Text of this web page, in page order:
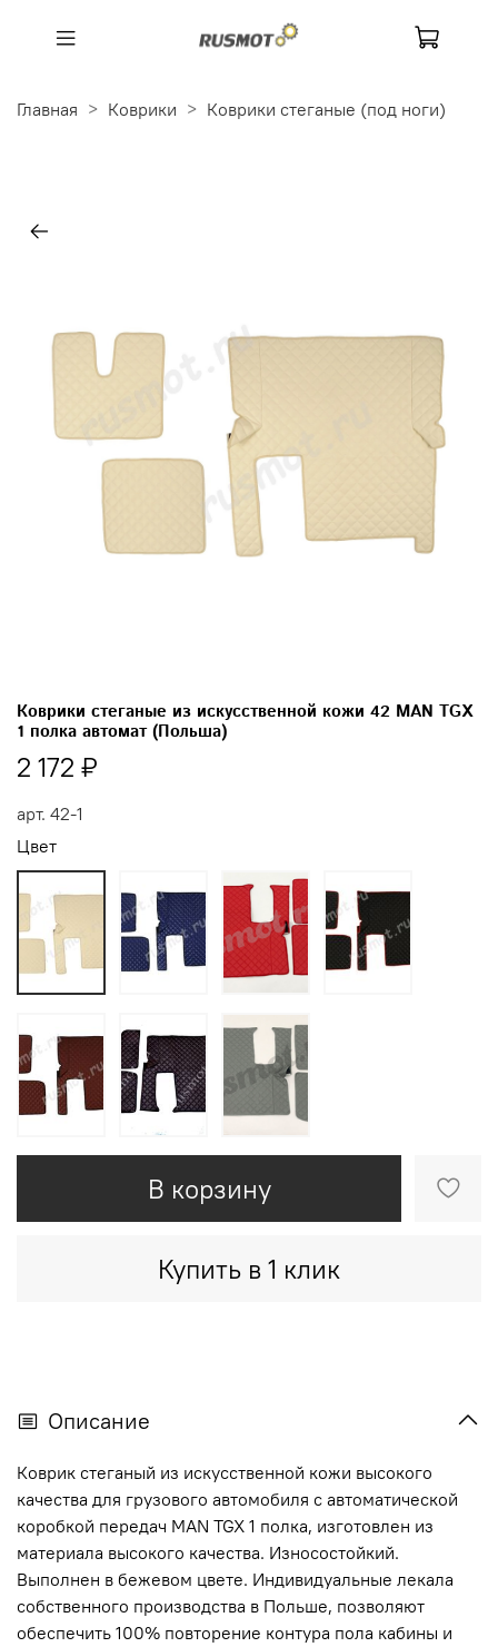
Главная Коврики Коврики стеганые (под ноги)
арт. 42-1
Коврики стеганые из искусственной кожи 42 MAN TGX
1 полка автомат (Польша)
2 172 ₽
В корзину
Купить в 1 клик
Цвет
Описание
Коврик стеганый из искусственной кожи высокого
качества для грузового автомобиля с автоматической
коробкой передач MAN TGX 1 полка, изготовлен из
материала высокого качества. Износостойкий.
Выполнен в бежевом цвете. Индивидуальные лекала
собственного производства в Польше, позволяют
обеспечить 100% повторение контура пола кабины и